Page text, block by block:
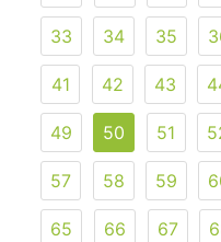
33 34 35
41 42 43
49 50 51
57 58 59
65 66 67